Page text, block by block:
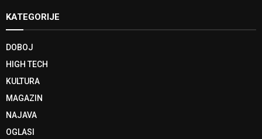
KATEGORIJE
DOBOJ
HIGH TECH
KULTURA
MAGAZIN
NAJAVA
OGLASI